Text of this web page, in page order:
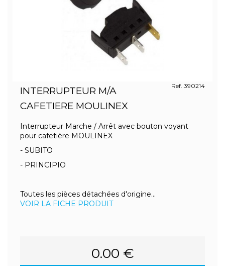
INTERRUPTEUR M/A
CAFETIERE MOULINEX
Ref. 390214
Interrupteur Marche / Arrêt avec bouton voyant
pour cafetière MOULINEX
- SUBITO
- PRINCIPIO
Toutes les pièces détachées d'origine...
VOIR LA FICHE PRODUIT
0.00 €